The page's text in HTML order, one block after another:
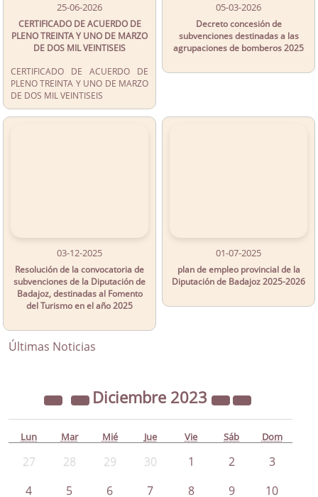
25-06-2026
CERTIFICADO DE ACUERDO DE
PLENO TREINTA Y UNO DE MARZO
DE DOS MIL VEINTISEIS
CERTIFICADO DE ACUERDO DE
PLENO TREINTA Y UNO DE MARZO
DE DOS MIL VEINTISEIS
05-03-2026
Decreto concesión de
subvenciones destinadas a las
agrupaciones de bomberos 2025
03-12-2025
Resolución de la convocatoria de
subvenciones de la Diputación de
Badajoz, destinadas al Fomento
del Turismo en el año 2025
01-07-2025
plan de empleo provincial de la
Diputación de Badajoz 2025-2026
Últimas Noticias
Diciembre 2023
Lun Mar Mié Jue Vie Sáb Dom
27 28 29 30 1 2
3
4
5 6 7 8 9 10